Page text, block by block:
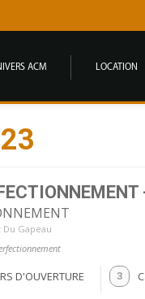
ACM LOCATION
Du Gapeau
D'OUVERTURE 3